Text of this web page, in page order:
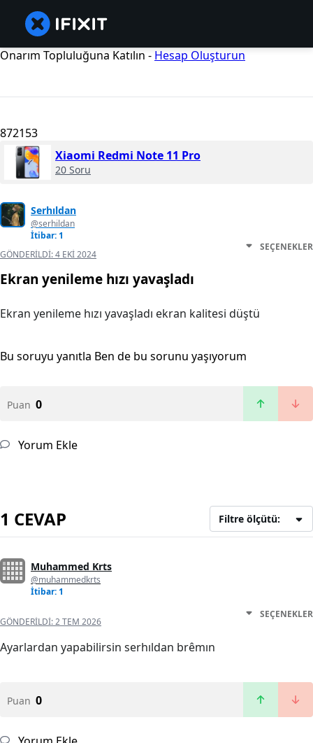
Onarım Topluluğuna Katılın - Hesap Oluşturun
872153
Xiaomi Redmi Note 11 Pro
20 Soru
Serhıldan
@serhildan
İtibar: 1
GÖNDERILDI:4 EKI 2024
SEÇENEKLER
Ekran yenileme hızı yavaşladı
Ekran yenileme hızı yavaşladı ekran kalitesi düştü
Bu soruyu yanıtla Ben de bu sorunu yaşıyorum
Puan 0
Yorum Ekle
1 CEVAP Filtre ölçütü:
Muhammed Krts
@muhammedkrts
İtibar: 1
GÖNDERILDI:2 TEM 2026
SEÇENEKLER
Ayarlardan yapabilirsin serhıldan brêmın
Puan 0